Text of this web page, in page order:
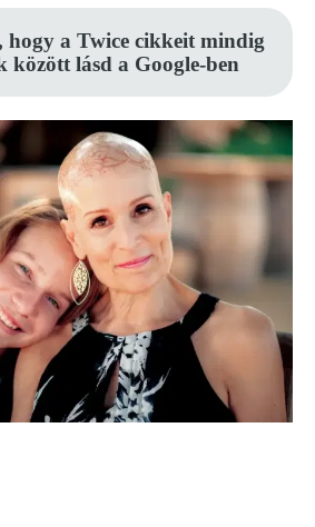
hogy a Twice cikkeit mindig
között lásd a Google-ben